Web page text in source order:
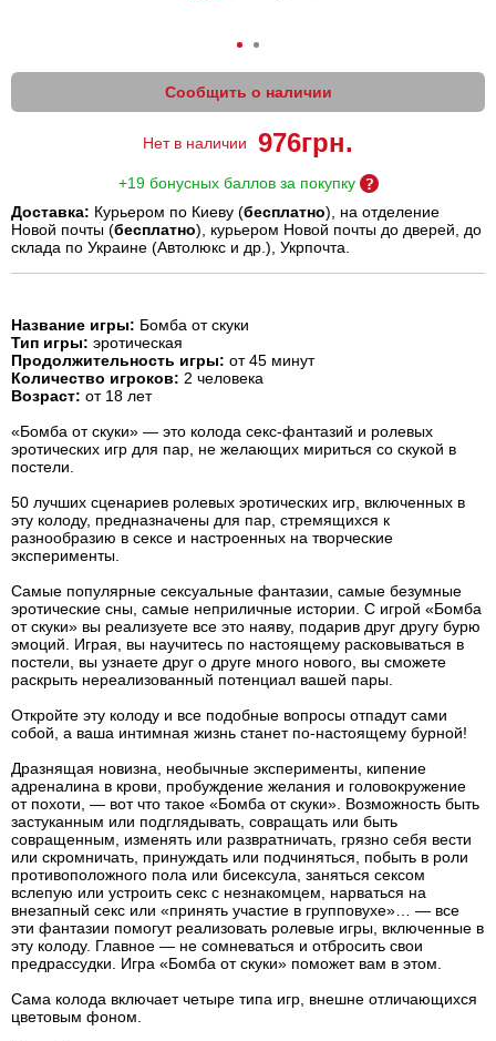
Сообщить о наличии
Нет в наличии 976грн.
+19 бонусных баллов за покупку
Доставка: Курьером по Киеву (бесплатно), на отделение
Новой почты (бесплатно), курьером Новой почты до дверей, до
склада по Украине (Автолюкс и др.), Укрпочта.
Название игры: Бомба от скуки
Тип игры: эротическая
Продолжительность игры: от 45 минут
Количество игроков: 2 человека
Возраст: от 18 лет
«Бомба от скуки» — это колода секс-фантазий и ролевых
эротических игр для пар, не желающих мириться со скукой в
постели.
50 лучших сценариев ролевых эротических игр, включенных в
эту колоду, предназначены для пар, стремящихся к
разнообразию в сексе и настроенных на творческие
эксперименты.
Самые популярные сексуальные фантазии, самые безумные
эротические сны, самые неприличные истории. С игрой «Бомба
от скуки» вы реализуете все это наяву, подарив друг другу бурю
эмоций. Играя, вы научитесь по настоящему расковываться в
постели, вы узнаете друг о друге много нового, вы сможете
раскрыть нереализованный потенциал вашей пары.
Откройте эту колоду и все подобные вопросы отпадут сами
собой, а ваша интимная жизнь станет по-настоящему бурной!
Дразнящая новизна, необычные эксперименты, кипение
адреналина в крови, пробуждение желания и головокружение
от похоти, — вот что такое «Бомба от скуки». Возможность быть
застуканным или подглядывать, совращать или быть
совращенным, изменять или развратничать, грязно себя вести
или скромничать, принуждать или подчиняться, побыть в роли
противоположного пола или бисексула, заняться сексом
вслепую или устроить секс с незнакомцем, нарваться на
внезапный секс или «принять участие в групповухе»… — все
эти фантазии помогут реализовать ролевые игры, включенные в
эту колоду. Главное — не сомневаться и отбросить свои
предрассудки. Игра «Бомба от скуки» поможет вам в этом.
Сама колода включает четыре типа игр, внешне отличающихся
цветовым фоном.